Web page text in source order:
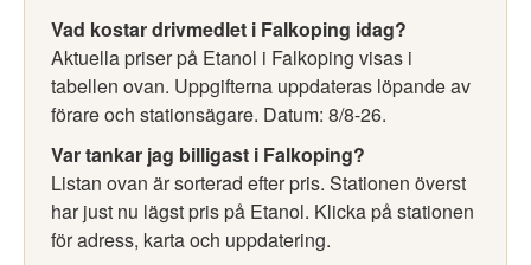
Vad kostar drivmedlet i Falkoping idag?
Aktuella priser på Etanol i Falkoping visas i
tabellen ovan. Uppgifterna uppdateras löpande av
förare och stationsägare. Datum: 8/8-26.
Var tankar jag billigast i Falkoping?
Listan ovan är sorterad efter pris. Stationen överst
har just nu lägst pris på Etanol. Klicka på stationen
för adress, karta och uppdatering.